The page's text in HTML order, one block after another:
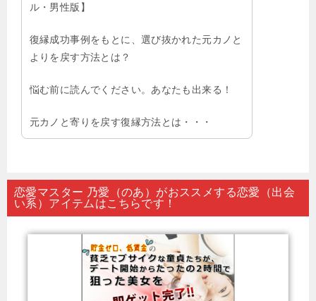
ル・男性版】
復縁成功事例をもとに、選び抜かれた元カノと
よりを戻す方法とは？
悩む前に読んでください。あなたも出来る！
元カノと寄りを戻す復縁方法とは・・・
恋愛マスター 乃愛（のあ）がおススメする恋愛（出会
い系）アイテムはこちらです！